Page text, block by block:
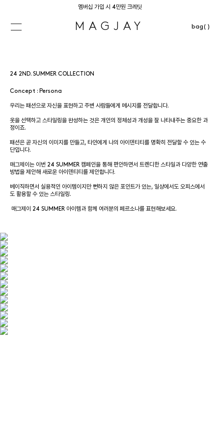
멤버십 가입 시 4만원 크레딧
MAGJAY bag( )
24 2ND. SUMMER COLLECTION
Concept : Persona
우리는 패션으로 자신을 표현하고 주변 사람들에게 메시지를 전달합니다.
옷을 선택하고 스타일링을 완성하는 것은 개인의 정체성과 개성을 잘 나타내주는 중요한 과
정이죠.
패션은 곧 자신의 이미지를 만들고, 타인에게 나의 아이덴티티를 명확히 전달할 수 있는 수
단입니다.
매그제이는 이번 24 SUMMER 캠페인을 통해 편안하면서 트렌디한 스타일과 다양한 연출
방법을 제안해 새로운 아이덴티티를 제안합니다.
베이직하면서 실용적인 아이템이지만 뻔하지 않은 포인트가 있는, 일상에서도 오피스에서
도 활용할 수 있는 스타일링.